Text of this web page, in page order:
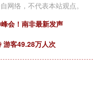
网络，不代表本站观点。
会！南非最新发声
游客49.28万人次